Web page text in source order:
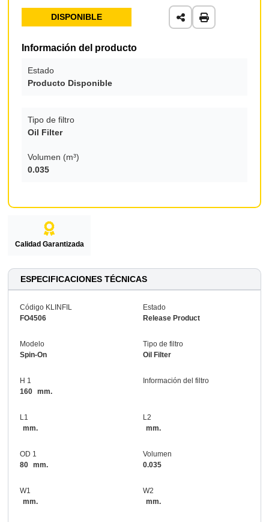
DISPONIBLE
Información del producto
Estado
Producto Disponible
Tipo de filtro
Oil Filter
Volumen (m³)
0.035
Calidad Garantizada
ESPECIFICACIONES TÉCNICAS
Código KLINFIL
FO4506
Estado
Release Product
Modelo
Spin-On
Tipo de filtro
Oil Filter
H 1
160 mm.
Información del filtro
L1
mm.
L2
mm.
OD 1
80 mm.
Volumen
0.035
W1
mm.
W2
mm.